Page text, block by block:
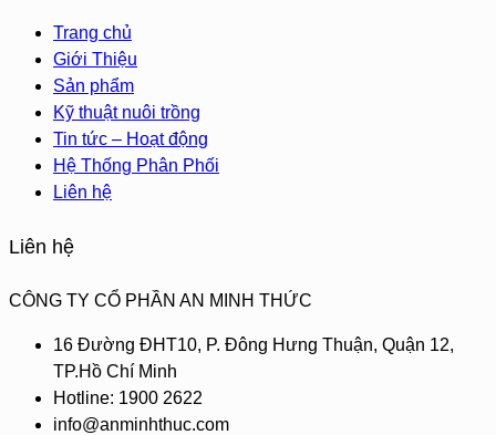
Trang chủ
Giới Thiệu
Sản phẩm
Kỹ thuật nuôi trồng
Tin tức – Hoạt động
Hệ Thống Phân Phối
Liên hệ
Liên hệ
CÔNG TY CỔ PHẦN AN MINH THỨC
16 Đường ĐHT10, P. Đông Hưng Thuận, Quận 12,
TP.Hồ Chí Minh
Hotline: 1900 2622
info@anminhthuc.com